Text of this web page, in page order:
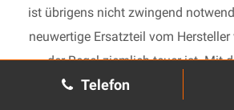
Telefon
ist übrigens nicht zwingend
neuwertige Ersatzteil vom Hersteller
der Regel ziemlich teuer ist. Mit
Ersatzteilen kann jedes gebrauchte